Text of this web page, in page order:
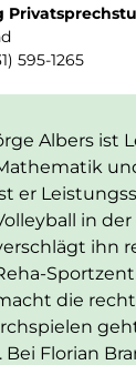
595-1265
Albers ist
er
in
ihn
die
Florian